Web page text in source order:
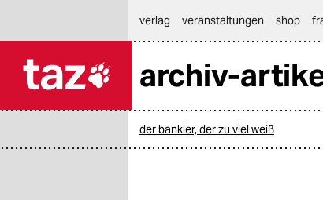
themen
verlag
veranstaltungen shop
archiv-
der bankier, der zu viel weiß